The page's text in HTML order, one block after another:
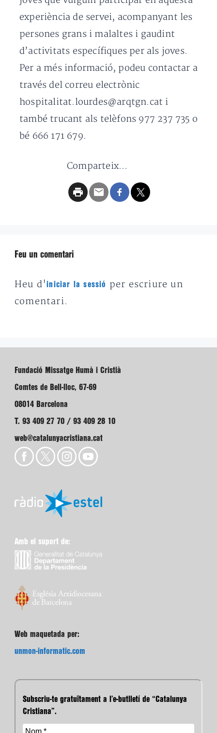
experiència de servei, acompanyant les
persones grans i malaltes i gaudint
d’activitats específiques per als joves.
Per a més informació, podeu contactar a
través del correu electrònic
hospitalitat.lourdes@arqtgn.cat i
també trucant als telèfons 977 237 735 o
bé 666 171 679.
Comparteix...
Feu un comentari
Heu d'iniciar la sessió
per escriure un
comentari.
Fundació Missatge Humà i Cristià
Comtes de Bell-lloc, 67-69
08014 Barcelona
T. 93 409 27 70 / 93 409 28 10
web@catalunyacristiana.cat
Amb el suport de:
Web maquetada per:
unmon-informatic.com
Subscriu-te gratuïtament a l’e-butlletí de “Catalunya
Cristiana”.